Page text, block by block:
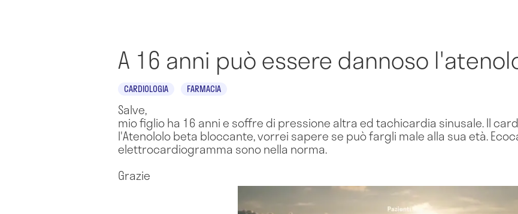
A 16 anni può essere dannoso
CARDIOLOGIA FARMACIA
Salve,
mio figlio ha 16 anni e soffre di pressione altra ed tachicardia sinusale. Il
l'Atenololo beta bloccante, vorrei sapere se può fargli male alla sua età.
elettrocardiogramma sono nella norma.
Grazie